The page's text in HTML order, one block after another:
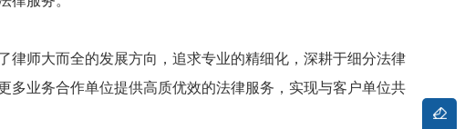
师大而全的发展方向，追求专业的精细化，深耕于细分法律
多业务合作单位提供高质优效的法律服务，实现与客户单位共